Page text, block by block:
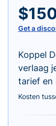
Get a
Koppel
verlaag
tarief en
Kosten